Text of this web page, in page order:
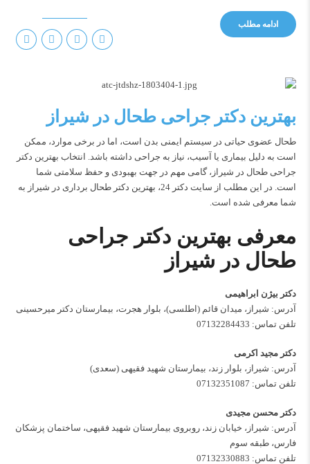
ادامه مطلب
بهترین دکتر جراحی طحال در شیراز
طحال عضوی حیاتی در سیستم ایمنی بدن است، اما در برخی موارد، ممکن
است به دلیل بیماری یا آسیب، نیاز به جراحی داشته باشد. انتخاب بهترین دکتر
جراحی طحال در شیراز، گامی مهم در جهت بهبودی و حفظ سلامتی شما
است. در این مطلب از سایت دکتر 24، بهترین دکتر طحال برداری در شیراز به
شما معرفی شده است.
معرفی بهترین دکتر جراحی
طحال در شیراز
دکتر بیژن ابراهیمی
آدرس: شیراز، میدان قائم (اطلسی)، بلوار هجرت، بیمارستان دکتر میرحسینی
تلفن تماس: 07132284433
دکتر مجید اکرمی
آدرس: شیراز، بلوار زند، بیمارستان شهید فقیهی (سعدی)
تلفن تماس: 07132351087
دکتر محسن مجیدی
آدرس: شیراز، خیابان زند، روبروی بیمارستان شهید فقیهی، ساختمان پزشکان
فارس، طبقه سوم
تلفن تماس: 07132330883